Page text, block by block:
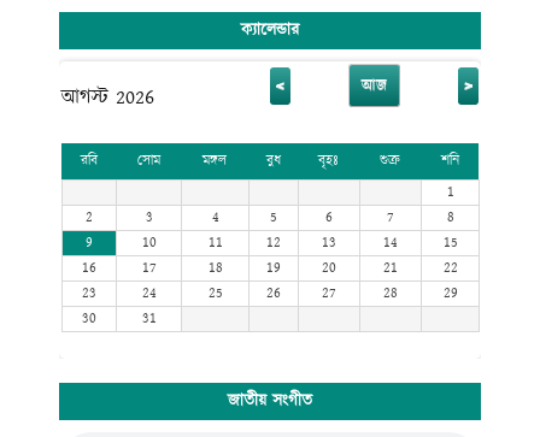
ক্যালেন্ডার
আগস্ট 2026 < আজ >
রবি সোম মঙ্গল বুধ বৃহঃ শুক্র
শনি
1
2
3 4 5 6 7
8
9
10 11 12 13 14
15
16
17 18 19 20 21
22
23
24 25 26 27 28
29
30
31
জাতীয় সংগীত